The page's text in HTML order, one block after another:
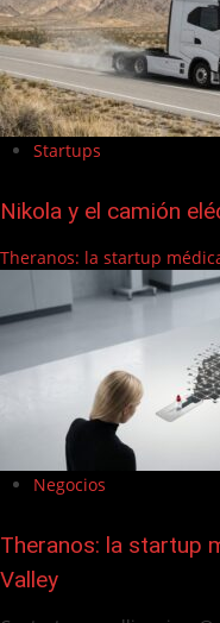
Startups
Nikola y el camión
Theranos: la startup
Negocios
Theranos: la startup
Valley